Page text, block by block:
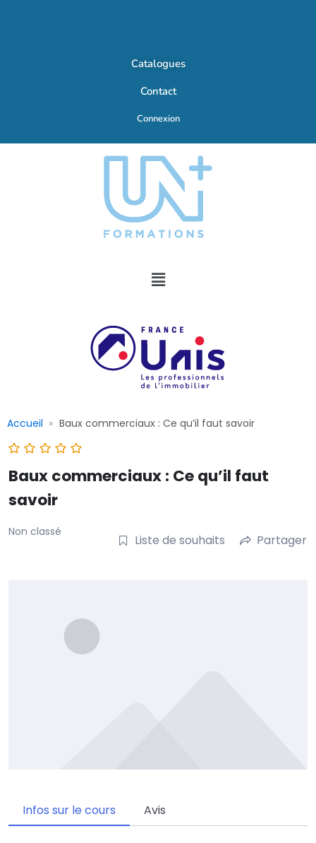
Catalogues
Contact
Connexion
Accueil Baux commerciaux : Ce qu’il faut savoir
Baux commerciaux : Ce qu’il faut
savoir
Non classé
Liste de souhaits Partager
Infos sur le cours Avis